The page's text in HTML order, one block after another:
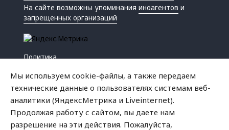
На сайте возможны упоминанияиноагентов и
запрещенных организаций
Политика
Мы используем cookie-файлы, а также передаем
технические данные о пользователях системам веб-
аналитики (ЯндексМетрика и Liveinternet).
Продолжая работу с сайтом, вы даете нам
разрешение на эти действия. Пожалуйста,